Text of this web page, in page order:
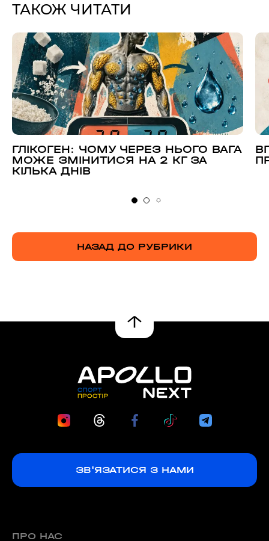
ТАКОЖ ЧИТАТИ
ГЛІКОГЕН: ЧОМУ ЧЕРЕЗ НЬОГО ВАГА
МОЖЕ ЗМІНИТИСЯ НА 2 КГ ЗА
КІЛЬКА ДНІВ
НАЗАД ДО РУБРИКИ
ЗВ'ЯЗАТИСЯ З НАМИ
ПРО НАС